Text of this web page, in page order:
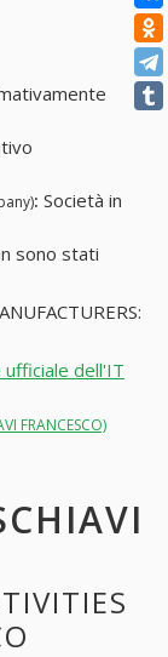
: Società in
sono stati
dell'IT
FRANCESCO)